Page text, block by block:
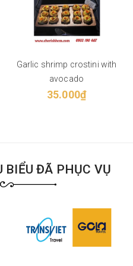
Garlic shrimp crostini with
avocado
35.000₫
BIỂU ĐÃ PHỤC VỤ